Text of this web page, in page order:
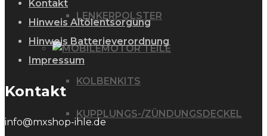
LENKERPOLSTER
MOTOR TEILE
KOLBENKITS
KUPPLUNGS-/ZÜNDUNGSDECKEL
Kontakt
Hinweis Altölentsorgung
Hinweis Batterieverordnung
Impressum
Kontakt
info@mxshop-ihle.de